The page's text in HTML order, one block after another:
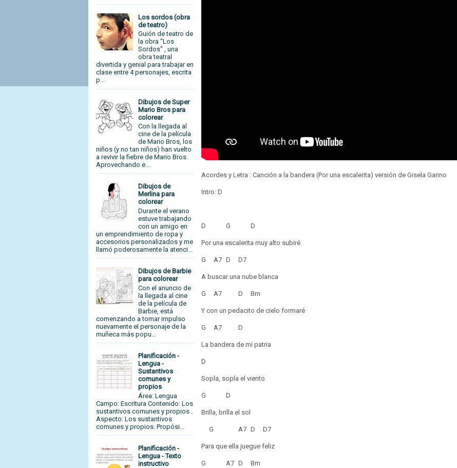
Los sordos (obra
de teatro)
Guión de teatro de
la obra "Los
Sordos" , una
obra teatral
divertida y genial para trabajar en
clase entre 4 personajes, escrita
p...
Dibujos de Super
Mario Bros para
colorear
Con la llegada al
cine de la película
de Mario Bros, los
niños (y no tan niños) han vuelto
a revivir la fiebre de Mario Bros.
Aprovechando e...
Dibujos de
Merlina para
colorear
Durante el verano
estuve trabajando
con un amigo en
un emprendimiento de ropa y
accesorios personalizados y me
llamó poderosamente la atenci...
Dibujos de Barbie
para colorear
Con el anuncio de
la llegada al cine
de la película de
Barbie, está
comenzando a tomar impulso
nuevamente el personaje de la
muñeca más popu...
Planificación -
Lengua -
Sustantivos
comunes y
propios
Área: Lengua
Campo: Escritura Contenido: Los
sustantivos comunes y propios .
Aspecto: Los sustantivos
comunes y propios. Propósi...
Planificación -
Lengua - Texto
instructivo
Acordes y Letra : Canción a la bandera (Por una escalerita) versión de Gisela Garino
Intro: D
D G D
Por una escalerita muy alto subiré
G A7 D D7
A buscar una nube blanca
G A7 D Bm
Y con un pedacito de cielo formaré
G A7 D
La bandera de mi patria
D
Sopla, sopla el viento
G D
Brilla, brilla el sol
G A7 D D7
Para que ella juegue feliz
G A7 D Bm